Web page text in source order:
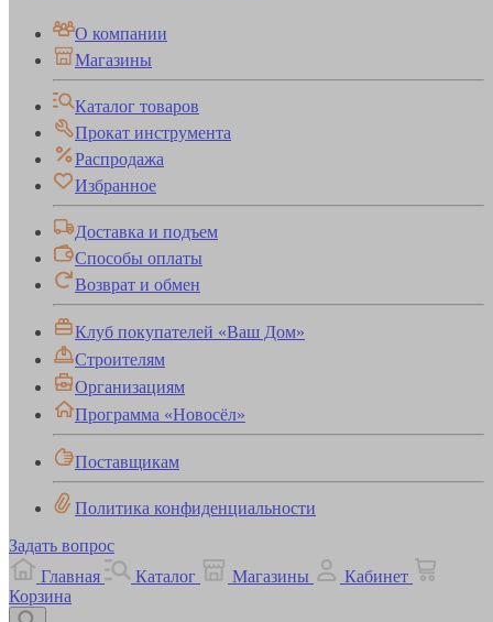
О компании
Магазины
Каталог товаров
Прокат инструмента
Распродажа
Избранное
Доставка и подъем
Способы оплаты
Возврат и обмен
Клуб покупателей «Ваш Дом»
Строителям
Организациям
Программа «Новосёл»
Поставщикам
Политика конфиденциальности
Задать вопрос
Главная
Каталог Магазины
Кабинет
Корзина